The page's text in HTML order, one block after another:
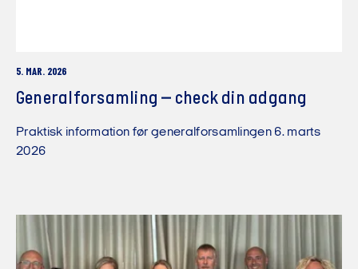
5. MAR. 2026
Generalforsamling – check din adgang
Praktisk information før generalforsamlingen 6. marts
2026